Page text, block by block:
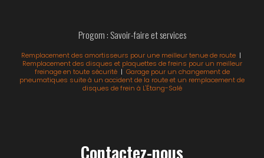
Progom : Savoir-faire et services
Remplacement des amortisseurs pour une meilleur tenue de route |
Remplacement des disques et plaquettes de freins pour un meilleur
freinage en toute sécurité| Garage pour un changement de
pneumatiques suite à un accident de la route et un remplacement de
disques de frein à L'Étang-Salé
Contactez-nous